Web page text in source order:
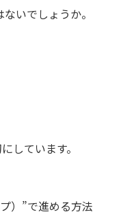
いでしょうか。
しています。
）”で進める方法